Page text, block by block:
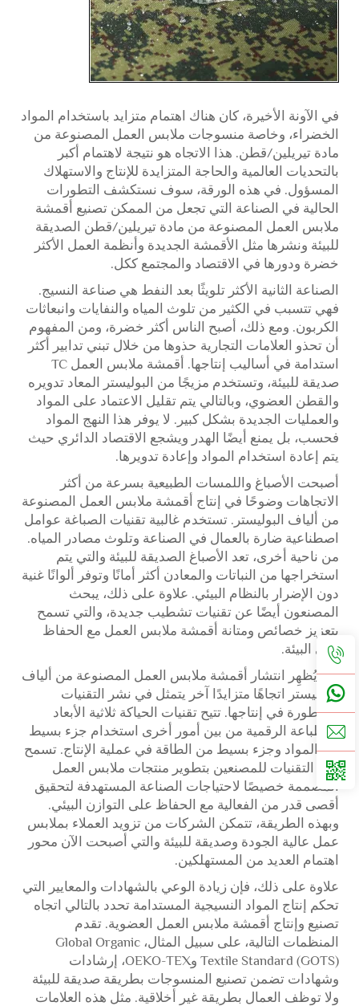
في الآونة الأخيرة، كان هناك اهتمام متزايد باستخدام المواد
الخضراء، وخاصة منسوجات ملابس العمل المصنوعة من
مادة تيريلين/قطن. هذا الاتجاه هو نتيجة لاهتمام أكبر
بالتحديات العالمية والحاجة المتزايدة للإنتاج والاستهلاك
المسؤول. في هذه الورقة، سوف نستكشف التطورات
الحالية في الصناعة التي تجعل من الممكن تصنيع أقمشة
ملابس العمل المصنوعة من مادة تيريلين/قطن الصديقة
للبيئة ونشرها مثل الأقمشة الجديدة وأنظمة العمل الأكثر
خضرة ودورها في الاقتصاد والمجتمع ككل.
الصناعة الثانية الأكثر تلويثًا بعد النفط هي صناعة النسيج.
فهي تتسبب في الكثير من تلوث المياه والنفايات وانبعاثات
الكربون. ومع ذلك، أصبح الناس أكثر خضرة، ومن المفهوم
أن تحذو العلامات التجارية حذوها من خلال تبني تدابير أكثر
استدامة في أساليب إنتاجها. أقمشة ملابس العمل TC
صديقة للبيئة، وتستخدم مزيجًا من البوليستر المعاد تدويره
والقطن العضوي، وبالتالي يتم تقليل الاعتماد على المواد
والعمليات الجديدة بشكل كبير. لا يوفر هذا النهج المواد
فحسب، بل يمنع أيضًا الهدر ويشجع الاقتصاد الدائري حيث
يتم إعادة استخدام المواد وإعادة تدويرها.
أصبحت الأصباغ واللمسات الطبيعية بسرعة من أكثر
الاتجاهات وضوحًا في إنتاج أقمشة ملابس العمل المصنوعة
من ألياف البوليستر. تستخدم غالبية تقنيات الصباغة عوامل
اصطناعية ضارة بالعمال في الصناعة وتلوث مصادر المياه.
من ناحية أخرى، تعد الأصباغ الصديقة للبيئة والتي يتم
استخراجها من النباتات والمعادن أكثر أمانًا وتوفر ألوانًا غنية
دون الإضرار بالنظام البيئي. علاوة على ذلك، يبحث
المصنعون أيضًا عن تقنيات تشطيب جديدة، والتي تسمح
بتعزيز خصائص ومتانة أقمشة ملابس العمل مع الحفاظ
على البيئة.
كما يُظهِر انتشار أقمشة ملابس العمل المصنوعة من ألياف
البوليستر اتجاهًا متزايدًا آخر يتمثل في نشر التقنيات
المتطورة في إنتاجها. تتيح تقنيات الحياكة ثلاثية الأبعاد
والطباعة الرقمية من بين أمور أخرى استخدام جزء بسيط
من المواد وجزء بسيط من الطاقة في عملية الإنتاج. تسمح
هذه التقنيات للمصنعين بتطوير منتجات ملابس العمل
المصممة خصيصًا لاحتياجات الصناعة المستهدفة لتحقيق
أقصى قدر من الفعالية مع الحفاظ على التوازن البيئي.
وبهذه الطريقة، تتمكن الشركات من تزويد العملاء بملابس
عمل عالية الجودة وصديقة للبيئة والتي أصبحت الآن محور
اهتمام العديد من المستهلكين.
علاوة على ذلك، فإن زيادة الوعي بالشهادات والمعايير التي
تحكم إنتاج المواد النسيجية المستدامة تحدد بالتالي اتجاه
تصنيع وإنتاج أقمشة ملابس العمل العضوية. تقدم
المنظمات التالية، على سبيل المثال، Global Organic
Textile Standard (GOTS) وOEKO-TEX، إرشادات
وشهادات تضمن تصنيع المنسوجات بطريقة صديقة للبيئة
ولا توظف العمال بطريقة غير أخلاقية. مثل هذه العلامات